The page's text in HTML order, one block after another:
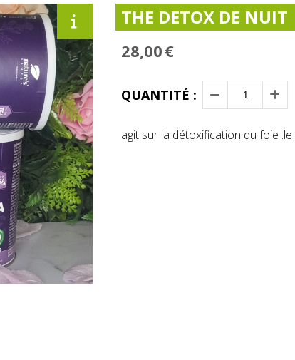
THE DETOX DE NUIT
28,00€
QUANTITÉ :
agit sur la détoxification du foie